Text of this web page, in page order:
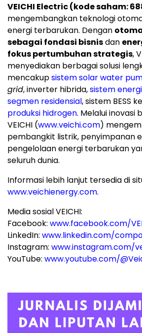
VEICHI Electric (kode saham:
mengembangkan teknologi
energi terbarukan. Dengan
sebagai fondasi bisnisdan
fokus pertumbuhan strategis,
menyediakan berbagai solusi
mencakupsistem solar water
grid, inverter hibrida,sistem
segmen residensial, sistem BESS
produksi hidrogen. Melalui inovasi
VEICHI (www.veichi.com)
pembangkit listrik, penyimpanan
pengelolaan energi terbarukan
seluruh dunia.
Informasi lebih lanjut tersedia di
www.veichienergy.com.
Media sosial VEICHI:
Facebook: www.facebook.com/
LinkedIn: www.linkedin.com/
Instagram: www.instagram.com/
YouTube: www.youtube.com/